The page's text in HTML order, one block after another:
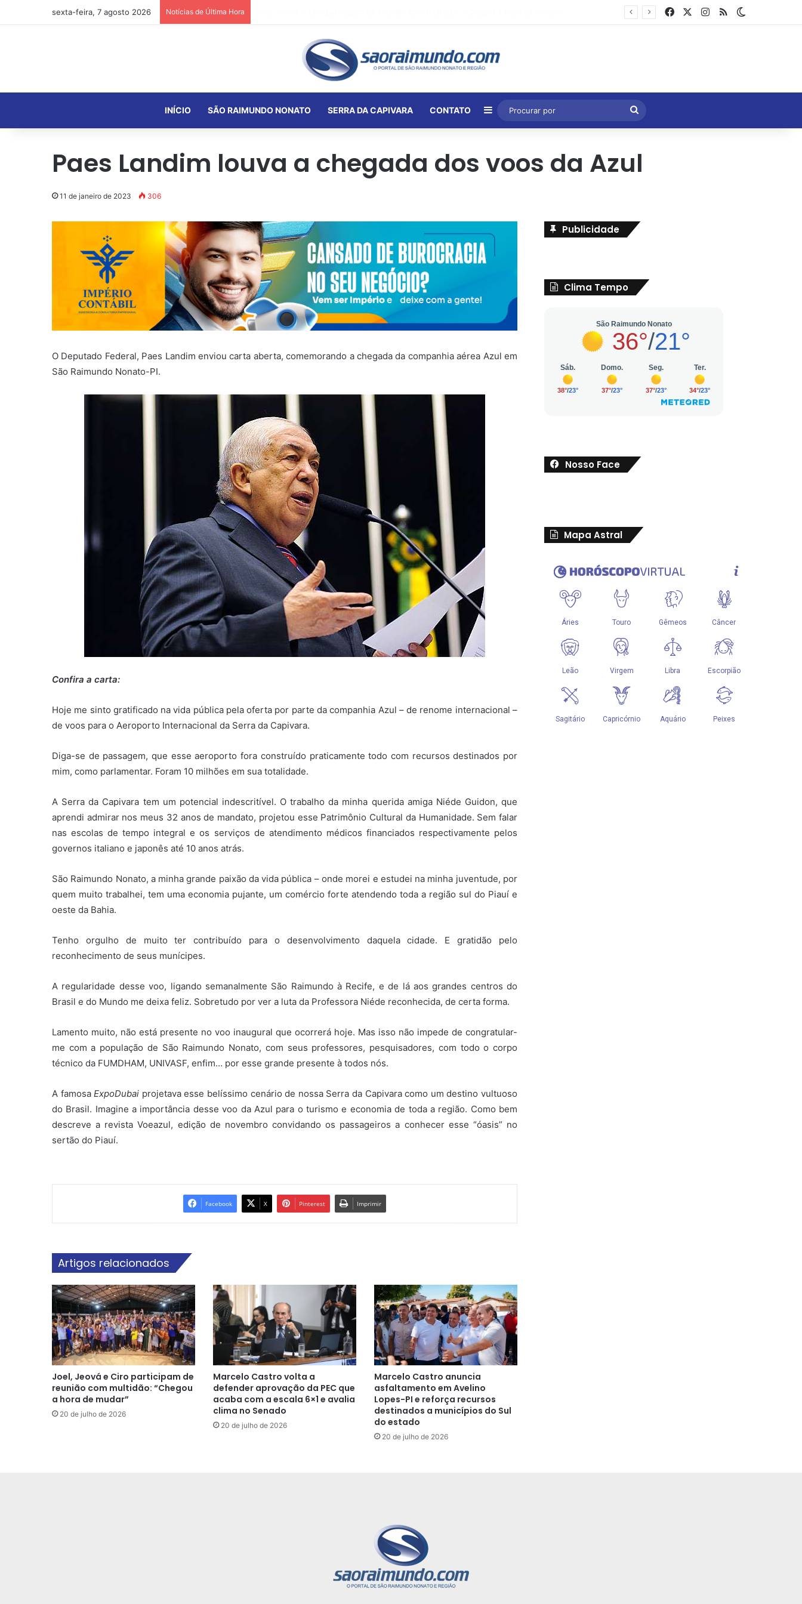
sexta-feira, 7 agosto 2026 Notícias de Última Hora FacebookInstagram
RSS
INÍCIO SÃO RAIMUNDO NONATO SERRA DA CAPIVARA CONTATO Barra Lateral
Procurar
por
Paes Landim louva a chegada dos voos da Azul
11 de janeiro de 2023 306
O Deputado Federal, Paes Landim enviou carta aberta, comemorando a chegada da companhia aérea Azul em
São Raimundo Nonato-PI.
Confira a carta:
Hoje me sinto gratificado na vida pública pela oferta por parte da companhia Azul – de renome internacional –
de voos para o Aeroporto Internacional da Serra da Capivara.
Diga-se de passagem, que esse aeroporto fora construído praticamente todo com recursos destinados por
mim, como parlamentar. Foram 10 milhões em sua totalidade.
A Serra da Capivara tem um potencial indescritível. O trabalho da minha querida amiga Niéde Guidon, que
aprendi admirar nos meus 32 anos de mandato, projetou esse Patrimônio Cultural da Humanidade. Sem falar
nas escolas de tempo integral e os serviços de atendimento médicos financiados respectivamente pelos
governos italiano e japonês até 10 anos atrás.
São Raimundo Nonato, a minha grande paixão da vida pública – onde morei e estudei na minha juventude, por
quem muito trabalhei, tem uma economia pujante, um comércio forte atendendo toda a região sul do Piauí e
oeste da Bahia.
Tenho orgulho de muito ter contribuído para o desenvolvimento daquela cidade. E gratidão pelo
reconhecimento de seus munícipes.
A regularidade desse voo, ligando semanalmente São Raimundo à Recife, e de lá aos grandes centros do
Brasil e do Mundo me deixa feliz. Sobretudo por ver a luta da Professora Niéde reconhecida, de certa forma.
Lamento muito, não está presente no voo inaugural que ocorrerá hoje. Mas isso não impede de congratular-
me com a população de São Raimundo Nonato, com seus professores, pesquisadores, com todo o corpo
técnico da FUMDHAM, UNIVASF, enfim… por esse grande presente à todos nós.
A famosaExpoDubai projetava esse belíssimo cenário de nossa Serra da Capivara como um destino vultuoso
do Brasil. Imagine a importância desse voo da Azul para o turismo e economia de toda a região. Como bem
descreve a revista Voeazul, edição de novembro convidando os passageiros a conhecer esse “óasis” no
sertão do Piauí.
Facebook X Pinterest Imprimir
Artigos relacionados
Joel, Jeová e Ciro participam de
reunião com multidão: “Chegou
a hora de mudar”
20 de julho de 2026
Marcelo Castro volta a
defender aprovação da PEC que
acaba com a escala 6×1 e avalia
clima no Senado
20 de julho de 2026
Marcelo Castro anuncia
asfaltamento em Avelino
Lopes-PI e reforça recursos
destinados a municípios do Sul
do estado
20 de julho de 2026
Publicidade
Clima Tempo
Nosso Face
Mapa Astral